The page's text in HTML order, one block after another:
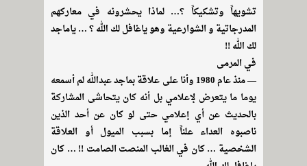
تشويهاً وتشكيكاً ؟… لماذا يحشرونه في معاركهم
المدرجاتية و الشوارعية وهو ياغافل لك الله ؟ … ياماجد
لك الله !!
في المرمى
— منذ عام 1980 وأنا على علاقة بماجد عبدالله لم أسمعه
يوما ما يتعرض لإعلامي بل أنه كان يتحاشى المشاركة
بالحديث عن أي إعلامي حتى لو كان عن أحد الذين
ناصبوه العداء علناً إما بسبب الميول أو العلاقة
الشخصية … كان في الغالب المنصت الصامت !! … كان